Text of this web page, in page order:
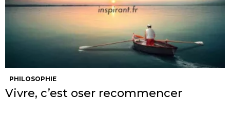
PHILOSOPHIE
Vivre, c’est oser recommencer